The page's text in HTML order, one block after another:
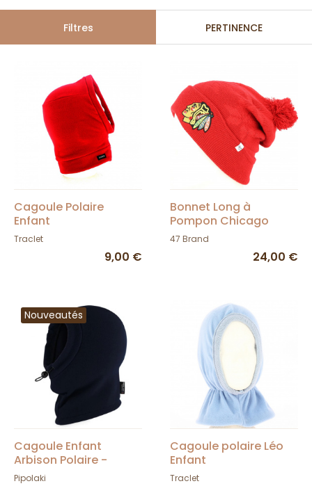
Filtres PERTINENCE
Cagoule Polaire
Enfant
Traclet
9,00 €
Bonnet Long à
Pompon Chicago
Blackhawks -
47 Brand
24,00 €
Nouveautés
Cagoule Enfant
Arbison Polaire -
Pipolaki
Pipolaki
Cagoule polaire Léo
Enfant
Traclet